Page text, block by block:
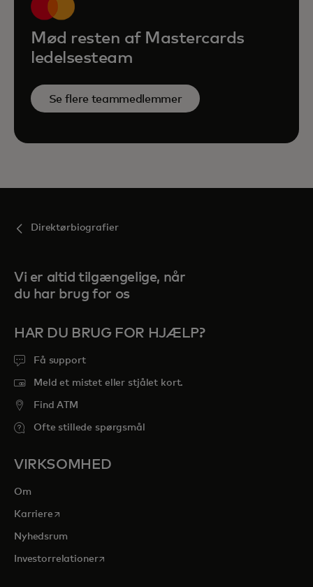
Mød resten af Mastercards
ledelsesteam
Se flere teammedlemmer
Direktørbiografier
Vi er altid tilgængelige, når
du har brug for os
HAR DU BRUG FOR HJÆLP?
Få support
Meld et mistet eller stjålet kort.
Find ATM
Ofte stillede spørgsmål
VIRKSOMHED
Om
Karriereopens in a new tab
Nyhedsrum
Investorrelationeropens in a new tab